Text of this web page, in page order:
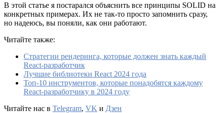
В этой статье я постарался объяснить все принципы SOLID на
конкретных примерах. Их не так-то просто запомнить сразу,
но надеюсь, вы поняли, как они работают.
Читайте также:
Стратегии рендеринга, которые должен знать каждый
React-разработчик
Лучшие библиотеки React 2024 года
Топ-10 инструментов, которые понадобятся каждому
React-разработчику в 2024 году
Читайте нас в Telegram, VK и Дзен